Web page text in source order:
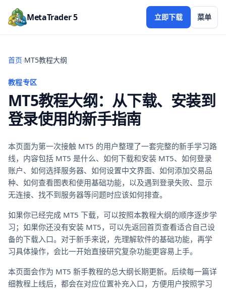
MetaTrader 5 立即下载 菜单
首页›MT5教程大纲
教程专区
MT5教程大纲：从下载、安装到
登录使用的新手指南
本页面为第一次接触 MT5 的用户整理了一套完整的新手学习路
线，内容包括 MT5 是什么、如何下载和安装 MT5、如何登录
账户、如何选择服务器、如何设置中文界面、如何添加交易品
种、如何查看图表和使用基础功能，以及遇到登录失败、显示
无连接、找不到服务器等问题时应该如何排查。
如果你已经完成 MT5 下载，可以按照本教程大纲的顺序逐步学
习；如果你还没有安装 MT5，可以先返回首页查看适合自己设
备的下载入口。对于新手来说，先理解软件的基础功能，再学
习具体操作，会比一开始直接研究复杂功能更容易上手。
本页面会作为 MT5 新手教程的总大纲长期更新。后续每一篇详
细教程上线后，都会在对应位置补充入口，方便用户按照学习